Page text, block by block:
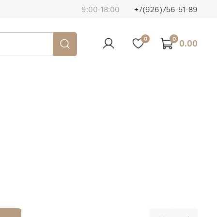
9:00-18:00 +7(926)756-51-89
0 0 0.00